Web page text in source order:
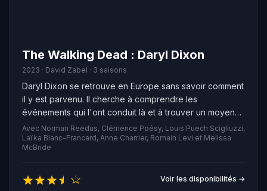
The Walking Dead : Daryl Dixon
2023 · David Zabel · 3 saisons
Daryl Dixon se retrouve en Europe sans savoir comment
il y est parvenu. Il cherche à comprendre les
événements qui l'ont conduit là et à trouver un moyen
de revenir chez lui.
Avec Norman Reedus, Clémence Poésy, Louis Puech Scigliuzzi,
Laïka Blanc-Francard, Anne Charrier, Romain Levi et Melissa
McBride
Voir les disponibilités →